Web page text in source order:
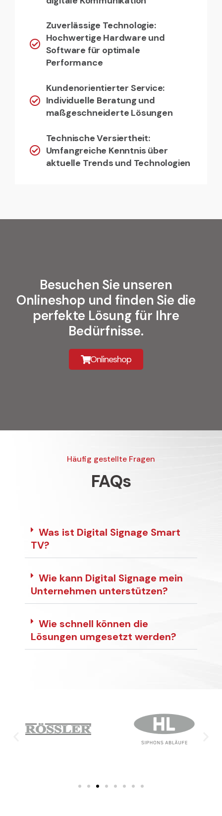
Zuverlässige Technologie:
Hochwertige Hardware und
Software für optimale
Performance
Kundenorientierter Service:
Individuelle Beratung und
maßgeschneiderte Lösungen
Technische Versiertheit:
Umfangreiche Kenntnis über
aktuelle Trends und Technologien
Besuchen Sie unseren
Onlineshop und finden Sie die
perfekte Lösung für Ihre
Bedürfnisse.
Onlineshop
Häufig gestellte Fragen
FAQs
Was ist Digital Signage Smart
TV?
Wie kann Digital Signage mein
Unternehmen unterstützen?
Wie schnell können die
Lösungen umgesetzt werden?